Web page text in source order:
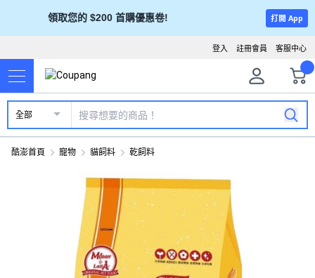
領取您的 $200 首購優惠卷! 打開 App
客服中心
註冊會員
登入
全部
酷澎首頁 寵物 貓飼料 乾飼料